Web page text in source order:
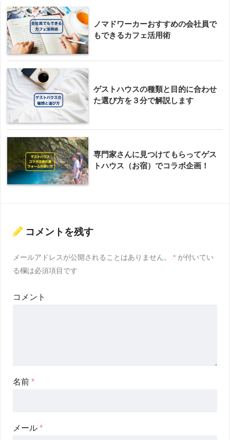
ノマドワーカーおすすめの会社員で
もできるカフェ活用術
ゲストハウスの種類と目的に合わせ
た選び方を３分で解説します
専門家さんに見つけてもらってゲス
トハウス（お宿）でコラボ企画！
コメントを残す
メールアドレスが公開されることはありません。 * が付いてい
る欄は必須項目です
コメント
名前 *
メール *